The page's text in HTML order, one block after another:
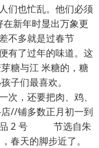
也忙乱。他们必须
新年时显出万象更
多就是过春节
有了过年的味道。这
糖与江 米糖的，糖
子们最喜欢。
，还要把肉、鸡、
//铺多数正月初一到
品 2 号 节选自朱
春天的脚步近了。